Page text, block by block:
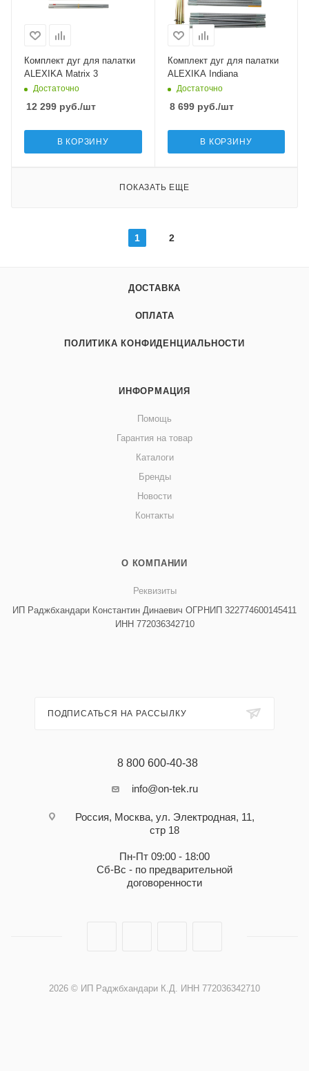
Комплект дуг для палатки
ALEXIKA Matrix 3
Достаточно
12 299 руб./шт
В КОРЗИНУ
Комплект дуг для палатки
ALEXIKA Indiana
Достаточно
8 699руб./шт
В КОРЗИНУ
ПОКАЗАТЬ ЕЩЕ
1 2
ДОСТАВКА
ОПЛАТА
ПОЛИТИКА КОНФИДЕНЦИАЛЬНОСТИ
ИНФОРМАЦИЯ
Помощь
Гарантия на товар
Каталоги
Бренды
Новости
Контакты
О КОМПАНИИ
Реквизиты
ИП Раджбхандари Константин Динаевич ОГРНИП 322774600145411
ИНН 772036342710
ПОДПИСАТЬСЯ НА РАССЫЛКУ
8 800 600-40-38
info@on-tek.ru
Россия, Москва, ул. Электродная, 11,
стр 18
Пн-Пт 09:00 - 18:00
Сб-Вс - по предварительной
договоренности
2026 © ИП Раджбхандари К.Д. ИНН 772036342710